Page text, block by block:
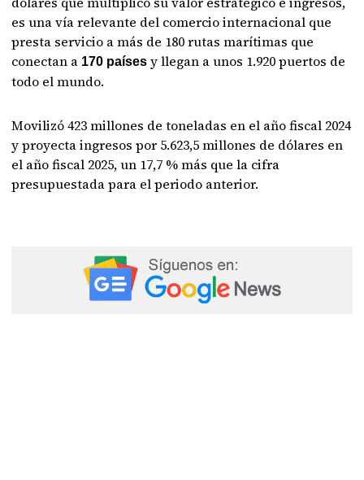
es una vía relevante del comercio internacional que
presta servicio a más de 180 rutas marítimas que
conectan a 170 paísesy llegan a unos 1.920 puertos de
todo el mundo.
Movilizó 423 millones de toneladas en el año fiscal 2024
y proyecta ingresos por 5.623,5 millones de dólares en
el año fiscal 2025, un 17,7 % más que la cifra
presupuestada para el periodo anterior.